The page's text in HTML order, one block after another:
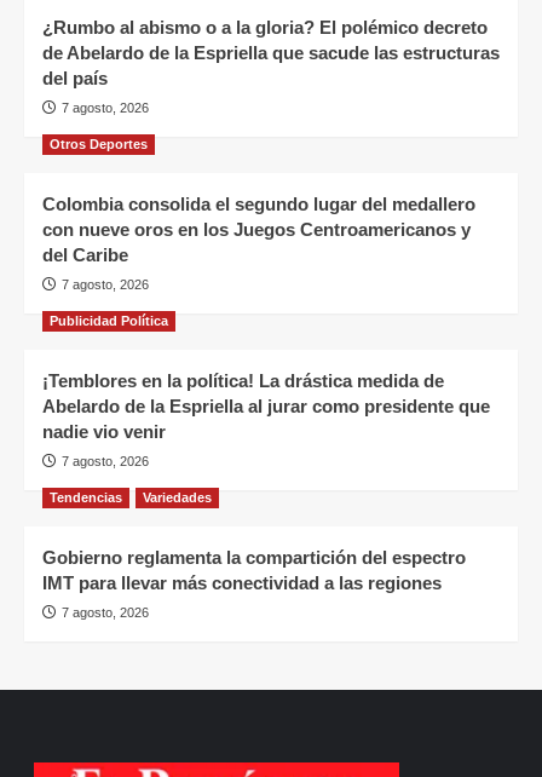
¿Rumbo al abismo o a la gloria? El polémico decreto
de Abelardo de la Espriella que sacude las estructuras
del país
7 agosto, 2026
Otros Deportes
Colombia consolida el segundo lugar del medallero
con nueve oros en los Juegos Centroamericanos y
del Caribe
7 agosto, 2026
Publicidad Política
¡Temblores en la política! La drástica medida de
Abelardo de la Espriella al jurar como presidente que
nadie vio venir
7 agosto, 2026
Tendencias Variedades
Gobierno reglamenta la compartición del espectro
IMT para llevar más conectividad a las regiones
7 agosto, 2026